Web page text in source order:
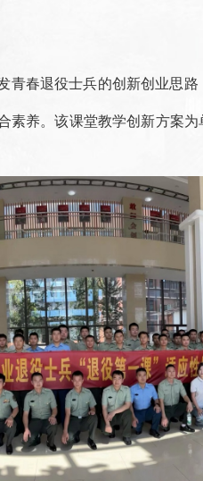
春退役士兵的创新创业思
养。该课堂教学创新方案